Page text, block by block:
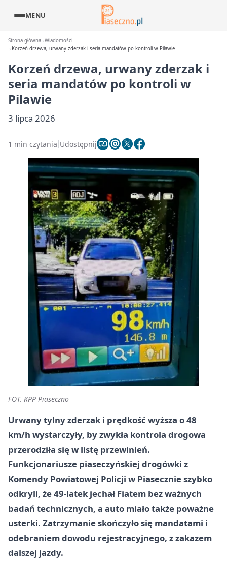
MENU
Strona główna Wiadomości
Korzeń drzewa, urwany zderzak i seria mandatów po kontroli w Pilawie
Korzeń drzewa, urwany zderzak i
seria mandatów po kontroli w
Pilawie
3 lipca 2026
1 min czytania Udostępnij
FOT. KPP Piaseczno
Urwany tylny zderzak i prędkość wyższa o 48
km/h wystarczyły, by zwykła kontrola drogowa
przerodziła się w listę przewinień.
Funkcjonariusze piaseczyńskiej drogówki z
Komendy Powiatowej Policji w Piasecznie szybko
odkryli, że 49-latek jechał Fiatem bez ważnych
badań technicznych, a auto miało także poważne
usterki. Zatrzymanie skończyło się mandatami i
odebraniem dowodu rejestracyjnego, z zakazem
dalszej jazdy.